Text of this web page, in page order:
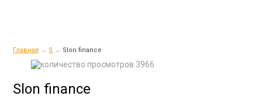
Главная → S → Slon finance
3966
Slon finance